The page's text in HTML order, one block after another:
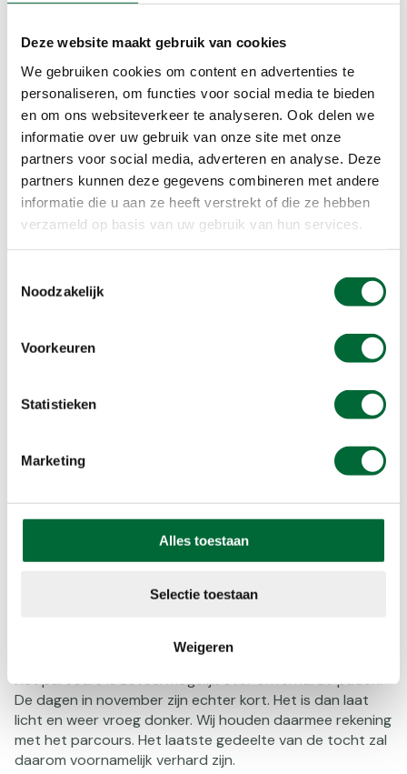
Deze website maakt gebruik van cookies
We gebruiken cookies om content en advertenties te
personaliseren, om functies voor social media te bieden
en om ons websiteverkeer te analyseren. Ook delen we
informatie over uw gebruik van onze site met onze
partners voor social media, adverteren en analyse. Deze
partners kunnen deze gegevens combineren met andere
informatie die u aan ze heeft verstrekt of die ze hebben
verzameld op basis van uw gebruik van hun services.
Noodzakelijk
Voorkeuren
Statistieken
Marketing
Alles toestaan
Selectie toestaan
Weigeren
Korting
Onverhard
Routebeschr
Rust
Verhard
Voorinschr
Beloningen
Stempel
Extra informatie
Onderweg zijn er drie (35 km) of twee (25 km)
wagenrustposten met een goede verzorging van eten
caférustposten waar u een niet-alcoholische
De 25 km is hetzelfde als de laatste 25 km van de 80 km
van de Nacht van OLAT. De 35 km maakt op de caférust
nog een extra rondje van 10 km en is gelijk aan het
laatste stuk van de 110 km.
of gewoon als gezelschap) de laatste kilometers mee te
Het parcours is zoveel mogelijk over onverharde paden.
De dagen in november zijn echter kort. Het is dan laat
licht en weer vroeg donker. Wij houden daarmee rekening
met het parcours. Het laatste gedeelte van de tocht zal
daarom voornamelijk verhard zijn.